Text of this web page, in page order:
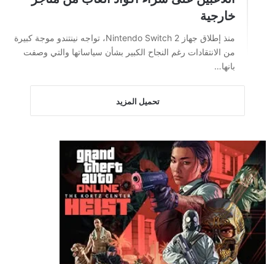
خارجية
منذ إطلاق جهاز Nintendo Switch 2، تواجه نينتندو موجة كبيرة
من الانتقادات رغم النجاح الكبير بشأن سياساتها والتي وصفت
بانها…
تحميل المزيد